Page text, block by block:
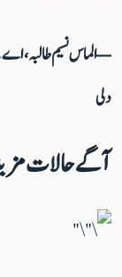
—الماس نسیمطالبہ، اے
دلی
آگے حالات